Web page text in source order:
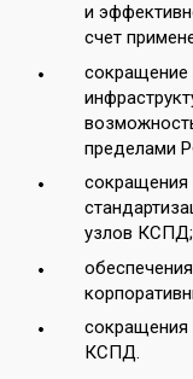
и
счет
сокращение
пределами
сокращения
узлов КСПД;
сокращения
КСПД.